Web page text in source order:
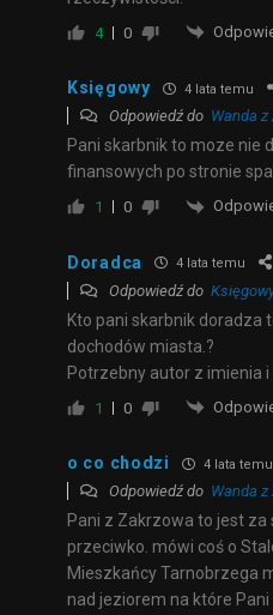
4 0
Księgowy 4 lata temu
Odpowiedź do Wanda z
Pani skarbnik to moze nie
finansowych po stronie
1 0
Doradca 4 lata temu
Odpowiedź do
Kto pani skarbnik doradza
dochodów miasta.?
Potrzebny autor z imienia i
1 0
o co chodzi 4 lata temu
Odpowiedź do Wanda z
Pani z Zakrzowa to jest
przeciwko. mówi coś o
Mieszkańcy Tarnobrzega
nad jeziorem na które